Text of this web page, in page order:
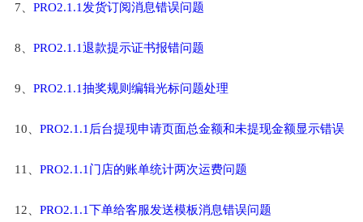
7、 PRO2.1.1发货订阅消息错误问题
8、 PRO2.1.1退款提示证书报错问题
9、 PRO2.1.1抽奖规则编辑光标问题处理
10、 PRO2.1.1后台提现申请页面总金额和未提现金额显示错误
11、 PRO2.1.1门店的账单统计两次运费问题
12、 PRO2.1.1下单给客服发送模板消息错误问题